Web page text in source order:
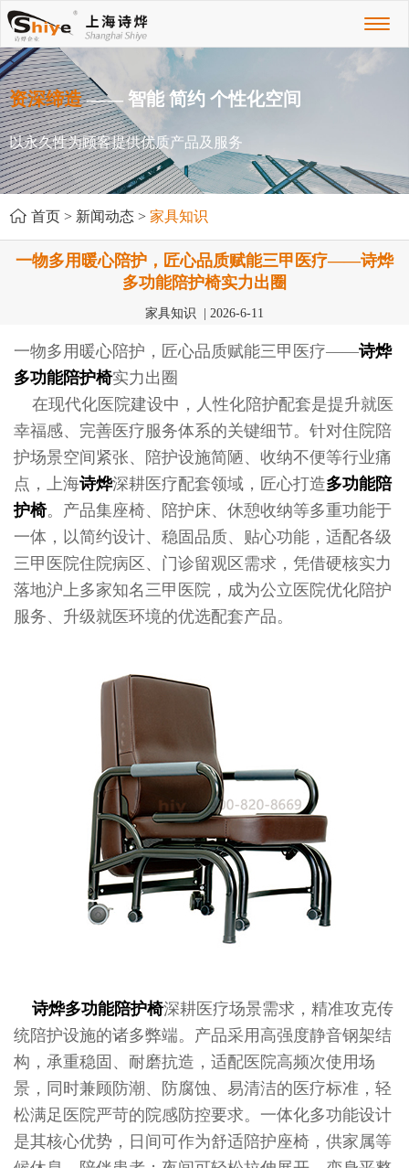
资深缔造—— 智能 简约 个性化空间
以永久性为顾客提供优质产品及服务
首页 > 新闻动态 > 家具知识
一物多用暖心陪护，匠心品质赋能三甲医疗——诗烨
多功能陪护椅实力出圈
家具知识 | 2026-6-11
一物多用暖心陪护，匠心品质赋能三甲医疗——诗烨
多功能陪护椅实力出圈
在现代化医院建设中，人性化陪护配套是提升就医
幸福感、完善医疗服务体系的关键细节。针对住院陪
护场景空间紧张、陪护设施简陋、收纳不便等行业痛
点，上海诗烨深耕医疗配套领域，匠心打造多功能陪
护椅。产品集座椅、陪护床、休憩收纳等多重功能于
一体，以简约设计、稳固品质、贴心功能，适配各级
三甲医院住院病区、门诊留观区需求，凭借硬核实力
落地沪上多家知名三甲医院，成为公立医院优化陪护
服务、升级就医环境的优选配套产品。
诗烨多功能陪护椅深耕医疗场景需求，精准攻克传
统陪护设施的诸多弊端。产品采用高强度静音钢架结
构，承重稳固、耐磨抗造，适配医院高频次使用场
景，同时兼顾防潮、防腐蚀、易清洁的医疗标准，轻
松满足医院严苛的院感防控要求。一体化多功能设计
是其核心优势，日间可作为舒适陪护座椅，供家属等